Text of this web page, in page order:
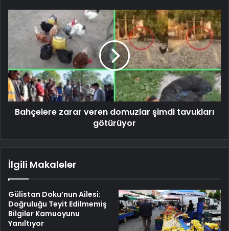
Bahçelere zarar veren domuzlar şimdi tavukları
götürüyor
İlgili Makaleler
Gülistan Doku’nun Ailesi:
Doğruluğu Teyit Edilmemiş
Bilgiler Kamuoyunu
Yanıltıyor